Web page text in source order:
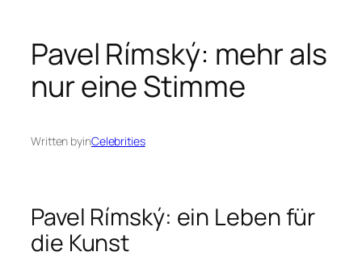
Pavel Rímský: mehr als
nur eine Stimme
Written byinCelebrities
Pavel Rímský: ein Leben für
die Kunst